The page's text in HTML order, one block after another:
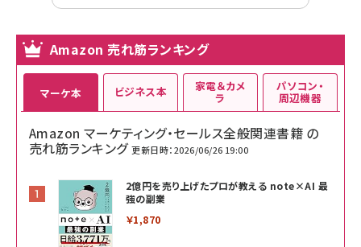
Amazon 売れ筋ランキング
マーケ本
Amazon マーケティング・セールス全般関連書籍 の
売れ筋ランキング 更新日時：2026/06/26 19:00
2億円を売り上げたプロが教える note×AI 最
強の副業
￥1,870
ビジネス本 家電＆カメ
ラ
パソコン・
周辺機器